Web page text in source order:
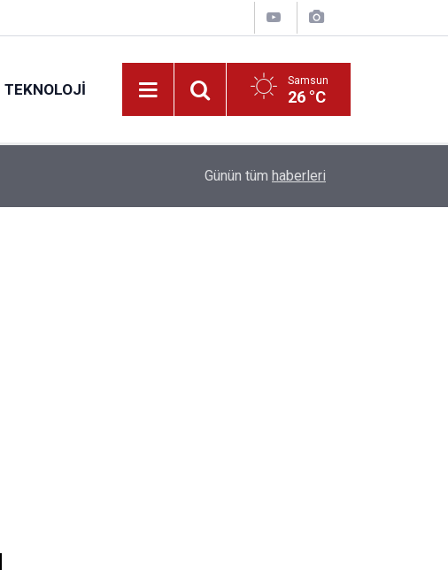
TEKNOLOJI Samsun
26 °C
Fahiş fiyatlar nedeniyle işletmelere 101 milyon
Günün tüm haberleri